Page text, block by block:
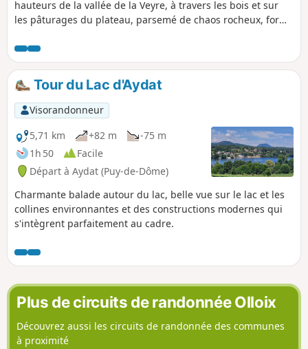
hauteurs de la vallée de la Veyre, à travers les bois et sur
les pâturages du plateau, parsemé de chaos rocheux, formé
Tour du Lac d'Aydat
Visorandonneur
5,71 km
+82 m
-75 m
1h 50
Facile
Départ à Aydat (Puy-de-Dôme)
Charmante balade autour du lac, belle vue sur le lac et les
collines environnantes et des constructions modernes qui
s'intègrent parfaitement au cadre.
Plus de circuits de randonnée Olloix
Découvrez aussi les circuits de randonnée des communes
à proximité